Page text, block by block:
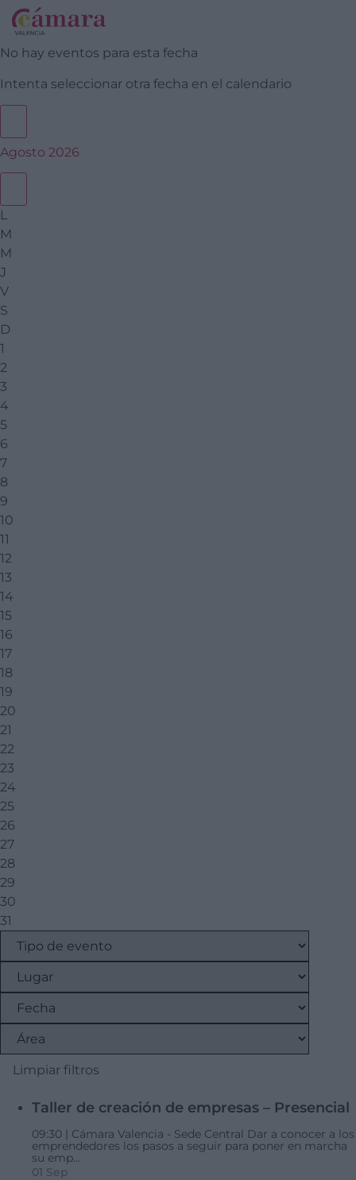
No hay eventos para esta fecha
Intenta seleccionar otra fecha en el calendario
Agosto 2026
L
M
M
J
V
S
D
1
2
3
4
5
6
7
8
9
10
11
12
13
14
15
16
17
18
19
20
21
22
23
24
25
26
27
28
29
30
31
Limpiar filtros
Taller de creación de empresas – Presencial
09:30 | Cámara Valencia - Sede Central Dar a conocer a los
emprendedores los pasos a seguir para poner en marcha
su emp...
01 Sep